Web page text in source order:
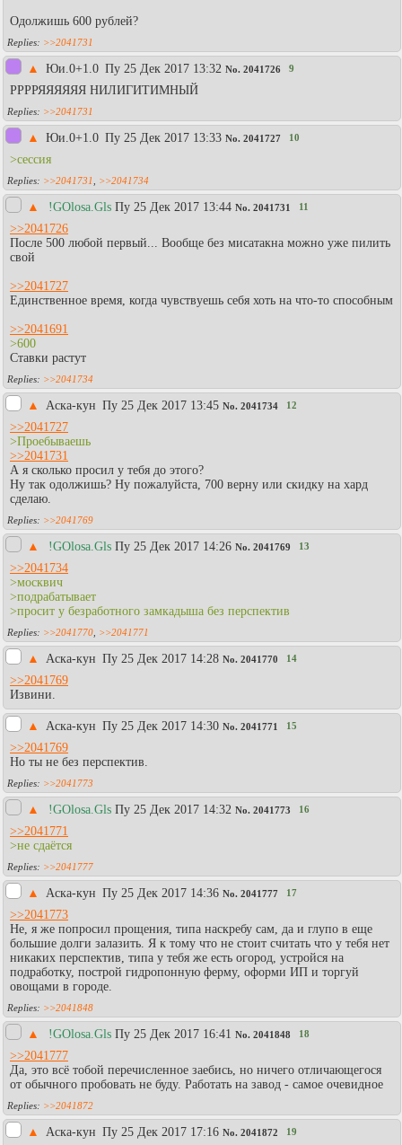
Одолжишь 600 рублей?
>>2041731
▲ Юи.0+1.0 Пy 25 Дек 2017 13:32 No. 2041726 9
РРРРЯЯЯЯЯЯ НИЛИГИТИМНЫЙ
>>2041731
▲ Юи.0+1.0 Пy 25 Дек 2017 13:33 No. 2041727 10
>сессия
>>2041731 >>2041734
▲ !GOlosa.Gls Пy 25 Дек 2017 13:44 No. 2041731 11
>>2041726
После 500 любой первый... Вообще без мисатакна можно уже пилить
свой
>>2041727
Единственное время, когда чувствуешь себя хоть на что-то способным
>>2041691
>600
Ставки растут
>>2041734
▲ Аска-кун Пy 25 Дек 2017 13:45 No. 2041734 12
>>2041727
>Проебываешь
>>2041731
А я сколько просил у тебя до этого?
Ну так одолжишь? Ну пожалуйста, 700 верну или скидку на хард
сделаю.
>>2041769
▲ !GOlosa.Gls Пy 25 Дек 2017 14:26 No. 2041769 13
>>2041734
>москвич
>подрабатывает
>просит у безработного замкадыша без перспектив
>>2041770 >>2041771
▲ Аска-кун Пy 25 Дек 2017 14:28 No. 2041770 14
>>2041769
Извини.
▲ Аска-кун Пy 25 Дек 2017 14:30 No. 2041771 15
>>2041769
Но ты не без перспектив.
>>2041773
▲ !GOlosa.Gls Пy 25 Дек 2017 14:32 No. 2041773 16
>>2041771
>не сдаётся
>>2041777
▲ Аска-кун Пy 25 Дек 2017 14:36 No. 2041777 17
>>2041773
Не, я же попросил прощения, типа наскребу сам, да и глупо в еще
большие долги залазить. Я к тому что не стоит считать что у тебя нет
никаких перспектив, типа у тебя же есть огород, устройся на
подработку, построй гидропонную ферму, оформи ИП и торгуй
овощами в городе.
>>2041848
▲ !GOlosa.Gls Пy 25 Дек 2017 16:41 No. 2041848 18
>>2041777
Да, это всё тобой перечисленное заебись, но ничего отличающегося
от обычного пробовать не буду. Работать на завод - самое очевидное
>>2041872
▲ Аска-кун Пy 25 Дек 2017 17:16 No. 2041872 19